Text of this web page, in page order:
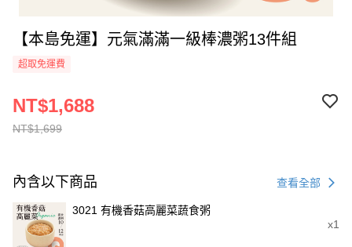
【本島免運】元氣滿滿一級棒濃粥13件組
超取免運費
NT$1,699
NT$1,688
內含以下商品 查看全部
3021 有機香菇高麗菜蔬食粥
x1